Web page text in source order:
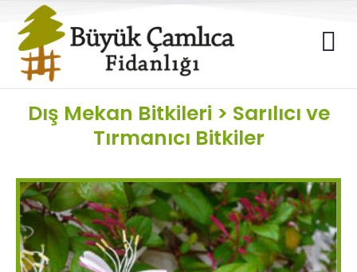
Dış Mekan Bitkileri > Sarılıcı ve
Tırmanıcı Bitkiler